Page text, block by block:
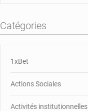
Catégories
1xBet
Actions Sociales
Activités institutionnelles